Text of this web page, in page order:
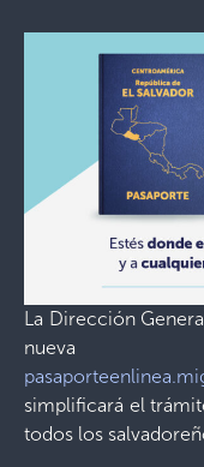
La Dirección
nueva
simplificará el
todos los